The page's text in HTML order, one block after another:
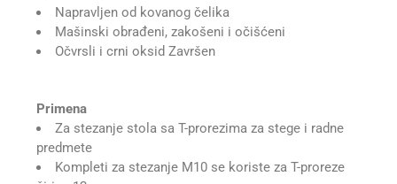
Napravljen od kovanog čelika
Mašinski obrađeni, zakošeni i očišćeni
Očvrsli i crni oksid Završen
Primena
Za stezanje stola sa T-prorezima za stege i radne
predmete
Kompleti za stezanje M10 se koriste za T-proreze